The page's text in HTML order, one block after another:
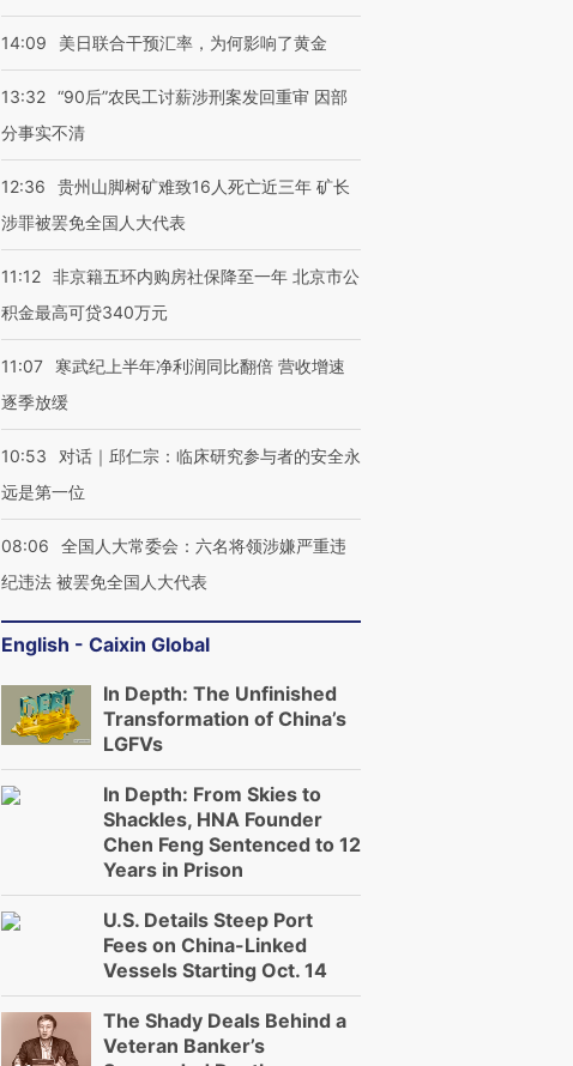
14:09 美日联合干预汇率，为何影响了黄金
13:32 “90后”农民工讨薪涉刑案发回重审 因部
分事实不清
12:36
贵州山脚树矿难致16人死亡近三年 矿长
涉罪被罢免全国人大代表
11:12 非京籍五环内购房社保降至一年 北京市公
积金最高可贷340万元
11:07
寒武纪上半年净利润同比翻倍 营收增速
逐季放缓
10:53
对话｜邱仁宗：临床研究参与者的安全永
远是第一位
08:06
全国人大常委会：六名将领涉嫌严重违
纪违法 被罢免全国人大代表
English - Caixin Global
In Depth: The Unfinished
Transformation of China’s
LGFVs
In Depth: From Skies to
Shackles, HNA Founder
Chen Feng Sentenced to 12
Years in Prison
U.S. Details Steep Port
Fees on China-Linked
Vessels Starting Oct. 14
The Shady Deals Behind a
Veteran Banker’s